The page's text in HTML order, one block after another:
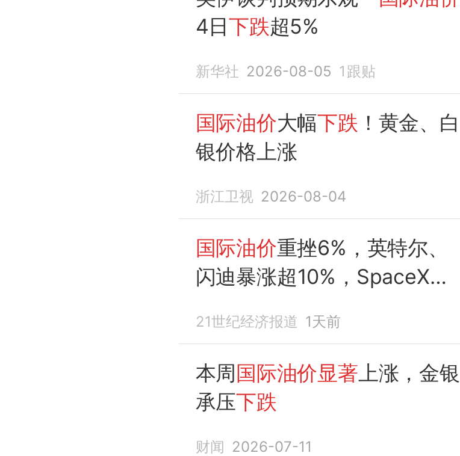
4日下跌超5%
新华社 2026-08-05 1 跟贴
国际油价大幅下跌 ！黄金、白
银价格上涨
浙江卫视 2026-08-04
国际油价重挫6%，英特尔、
闪迪暴涨超10%，SpaceX涨
21世纪经济报道 1天前
本周国际油价显著 上涨，金银
承压下跌
财闻 2026-07-11